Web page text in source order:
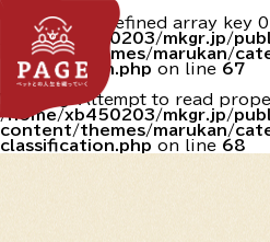
Warning: Undefined array key
/home/xb450203/mkgr.jp/
content/themes/marukan/
classification.php on line 67
: Attempt to read
/home/xb450203/mkgr.jp/
content/themes/marukan/
classification.php on line 68